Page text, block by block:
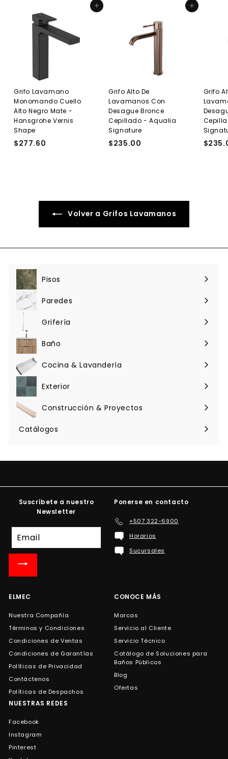
Agregar al carrito
Grifo Lavamano
Monomando Cuello
Alto Negro Mate -
Hansgrohe Vernis
Shape
$277.60
6
Agregar al carrito
Grifo Alto De
Lavamanos Con
Desague Bronce
Cepillado - Aqualia
Signature
$235.00
0
0
Grifo
Volver a Grifos Lavamanos
Pisos
Expandir
menú Paredes
Expandir
Grifería
Expandir
menú Baño
Expandir
menú Cocina & Lavandería
Expandir
Exterior
Expandir
menú Construcción & Proyectos
Expandir
menú
Catálogos
Suscríbete a nuestro
Newsletter
nuestra
lista
Ponerse en contacto
+507 322-6900
Horarios
Sucursales
ELMEC
Nuestra Compañía
Términos y Condiciones
Condiciones de Ventas
Condiciones de Garantías
Políticas de Privacidad
Contáctenos
Políticas de Despachos
CONOCE MÁS
Marcas
Servicio al Cliente
Servicio Técnico
Catálogo de Soluciones para
Baños Públicos
Blog
Ofertas
NUESTRAS REDES
Facebook
Instagram
Pinterest